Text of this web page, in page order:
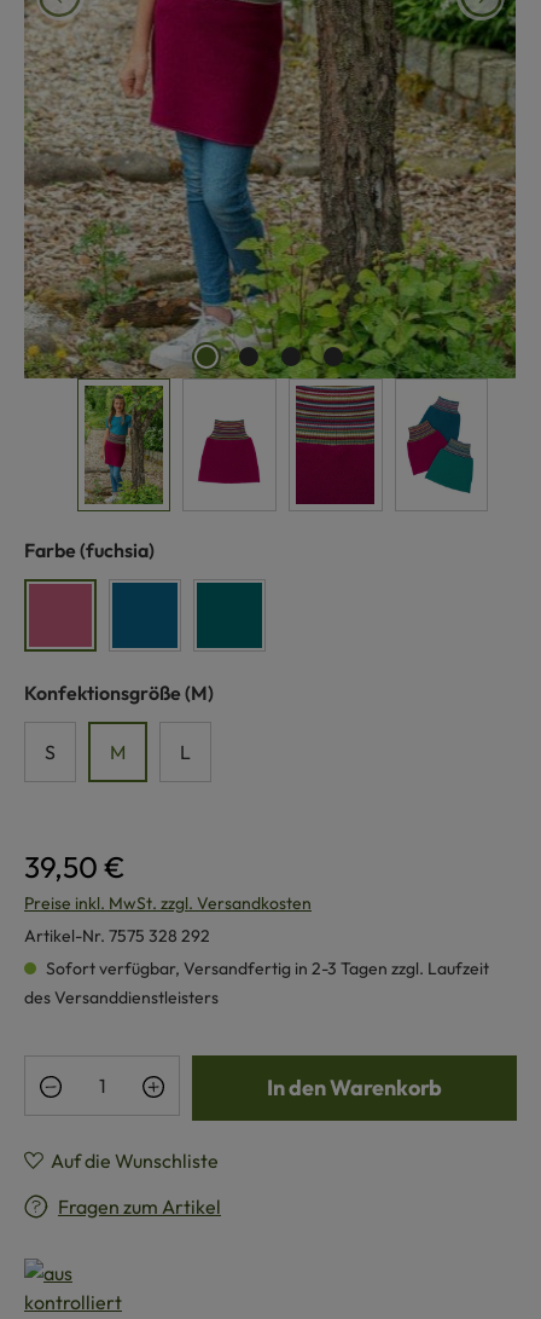
Farbe auswählen
(fuchsia)
Konfektionsgröße auswählen
(M)
S M L
39,50 €
Preise inkl. MwSt. zzgl. Versandkosten
Artikel-Nr. 7575 328 292
Sofort verfügbar, Versandfertig in 2-3 Tagen zzgl. Laufzeit
des Versanddienstleisters
Produkt Anzahl: Gib den gewünschten
In den Warenkorb
Auf die Wunschliste
Fragen zum Artikel